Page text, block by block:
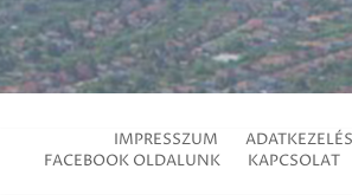
IMPRESSZUM ADATKEZELÉS
FACEBOOK OLDALUNK
KAPCSOLAT